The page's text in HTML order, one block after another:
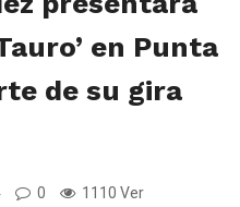
en Punta
de su gira
0 1110 Ver